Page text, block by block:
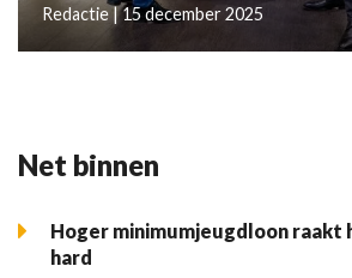
Redactie | 15 december 2025
Net binnen
Hoger minimumjeugdloon raakt
hard